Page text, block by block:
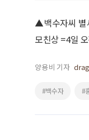
▲백수자씨 별
모친상 =4일
양용비 기자
#백수자 #